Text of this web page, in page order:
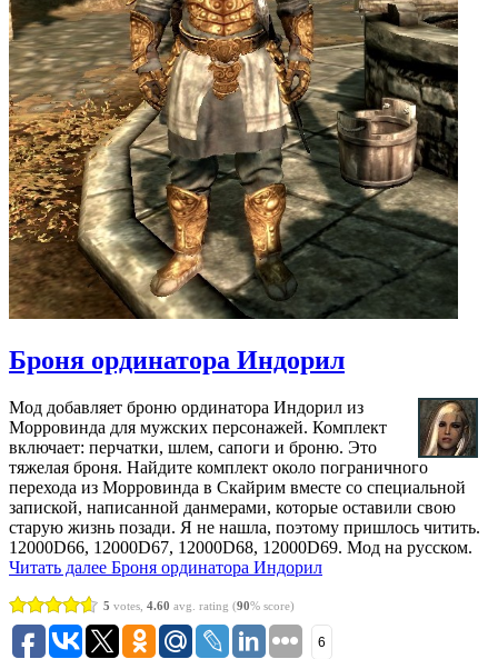
Броня ординатора Индорил
Мод добавляет броню ординатора Индорил из
Морровинда для мужских персонажей. Комплект
включает: перчатки, шлем, сапоги и броню. Это
тяжелая броня. Найдите комплект около пограничного
перехода из Морровинда в Скайрим вместе со специальной
запиской, написанной данмерами, которые оставили свою
старую жизнь позади. Я не нашла, поэтому пришлось читить.
12000D66, 12000D67, 12000D68, 12000D69. Мод на русском.
Читать далее Броня ординатора Индорил
5 votes, 4.60 avg. rating (90% score)
6